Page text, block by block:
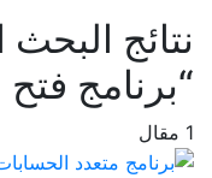
نتائج
“برنامج
1 مقال